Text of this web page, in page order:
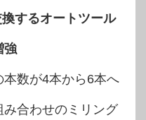
するオートツール
強
数が4本から6本へ
合わせのミリング